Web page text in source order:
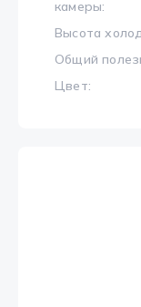
камеры:
Высота
Общий
Цвет: